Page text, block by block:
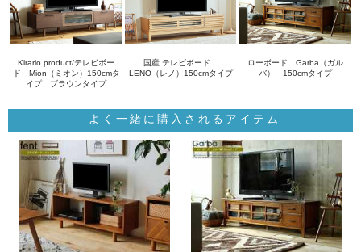
Kirario product/テレビボー
ド Mion（ミオン）150cmタ
イプ ブラウンタイプ
国産 テレビボード
LENO（レノ）150cmタイプ
ローボード Garba（ガル
バ） 150cmタイプ
よく一緒に購入されるアイテム